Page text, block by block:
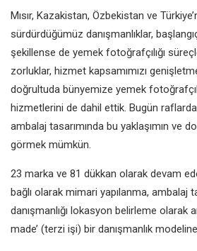
Mısır, Kazakistan, Özbekistan ve
sürdürdüğümüz danışmanlıklar,
şekillense de yemek fotoğrafçılığı
zorluklar, hizmet kapsamımızı
doğrultuda bünyemize yemek
hizmetlerini de dahil ettik. Bugün
ambalaj tasarımında bu yaklaşımın ve
görmek mümkün.
23 marka ve 81 dükkan olarak devam
bağlı olarak mimari yapılanma, ambalaj
danışmanlığı lokasyon belirleme olarak
made’ (terzi işi) bir danışmanlık